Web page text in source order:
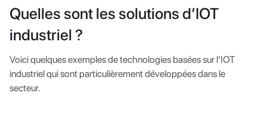
Quelles sont les solutions d’IOT
industriel ?
Voici quelques exemples de technologies basées sur l’IOT
industriel qui sont particulièrement développées dans le
secteur.